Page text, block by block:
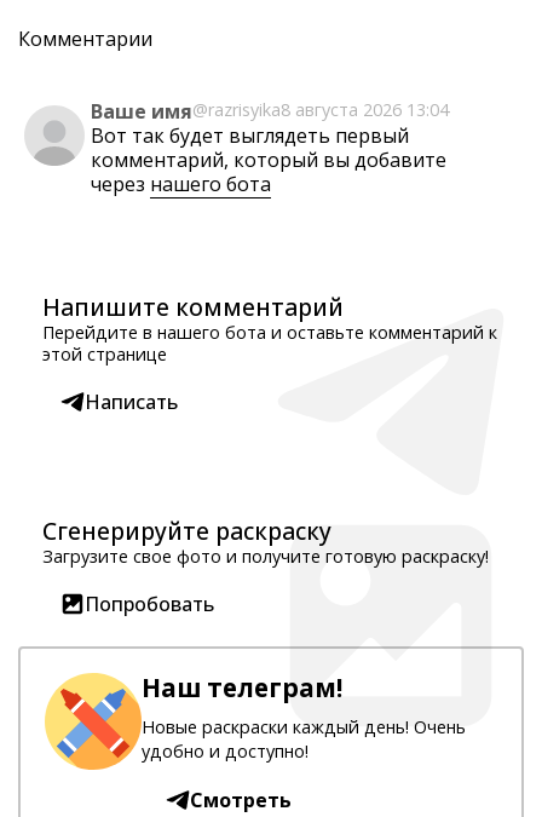
Комментарии
Ваше имя@razrisyika8 августа 2026 13:04
Вот так будет выглядеть первый
комментарий, который вы добавите
через нашего бота
Напишите комментарий
Перейдите в нашего бота и оставьте комментарий к
этой странице
Написать
Сгенерируйте раскраску
Загрузите свое фото и получите готовую раскраску!
Попробовать
Наш телеграм!
Новые раскраски каждый день! Очень
удобно и доступно!
Смотреть